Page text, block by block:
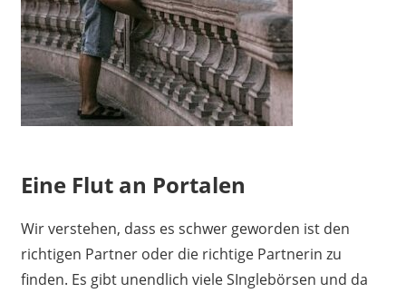
Eine Flut an Portalen
Wir verstehen, dass es schwer geworden ist den
richtigen Partner oder die richtige Partnerin zu
finden. Es gibt unendlich viele SInglebörsen und da